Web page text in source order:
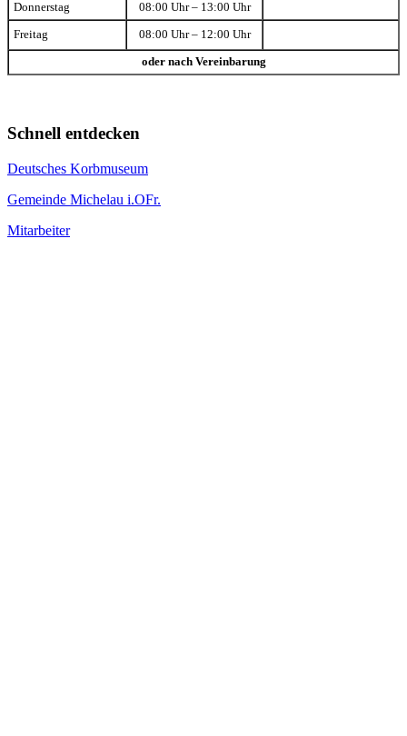
Donnerstag 08:00 Uhr – 13:00 Uhr
Freitag 08:00 Uhr – 12:00 Uhr
oder nach Vereinbarung
Schnell entdecken
Deutsches Korbmuseum
Gemeinde Michelau i.OFr.
Mitarbeiter